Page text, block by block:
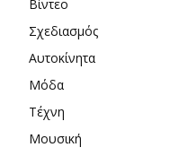
Βίντεο
Σχεδιασμός
Αυτοκίνητα
Μόδα
Τέχνη
Μουσική